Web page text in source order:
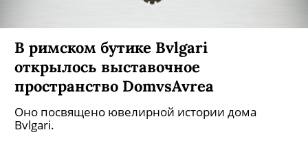
«Нормальное — самое слабое звено
в нашем новом мире, где властвует
аномалия»: манифест художницы
Юлдус Бахтиозиной
Технофольклор, мультинациональность нашей
родины и актуализация рудиментарных кодов: